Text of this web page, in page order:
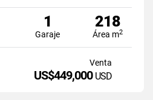
1
Garaje
218
Área m2
Venta
US$449,000 USD